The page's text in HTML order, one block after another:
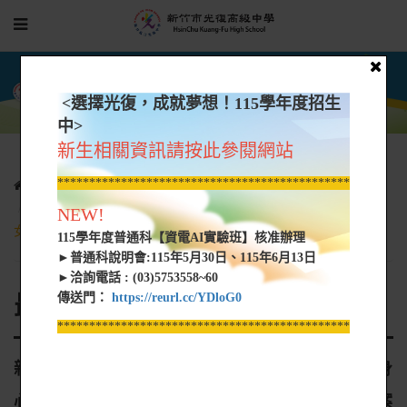
相關連結
最新公告
新竹市政府函轉雲林縣政府辦理身心障礙學生、身心障礙人士子
女及低收入戶子女學雜費減免補助案
最新公告
新竹市政府函轉雲林縣政府辦理身心障礙學生、身
心障礙人士子女及低收入戶子女學雜費減免補助案
<選擇光復，成就夢想！115學年度招生
中>
新生相關資訊請按此參閱網站
*****************************************************
NEW!
115學年度普通科【資電AI實驗班】核准辦理
►普通科說明會:115年5月30日、115年6月13日
►洽詢電話 : (03)5753558~60
傳送門： https://reurl.cc/YDloG0
*****************************************************